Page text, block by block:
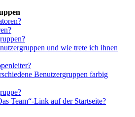
und wie trete ich ihnen
Benutzergruppen farbig
Team“-Link auf der Startseite?